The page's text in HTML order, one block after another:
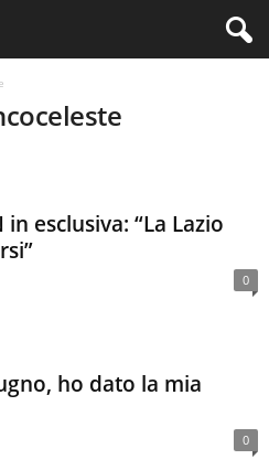
esclusiva: “La Lazio
0
ho dato la mia
0